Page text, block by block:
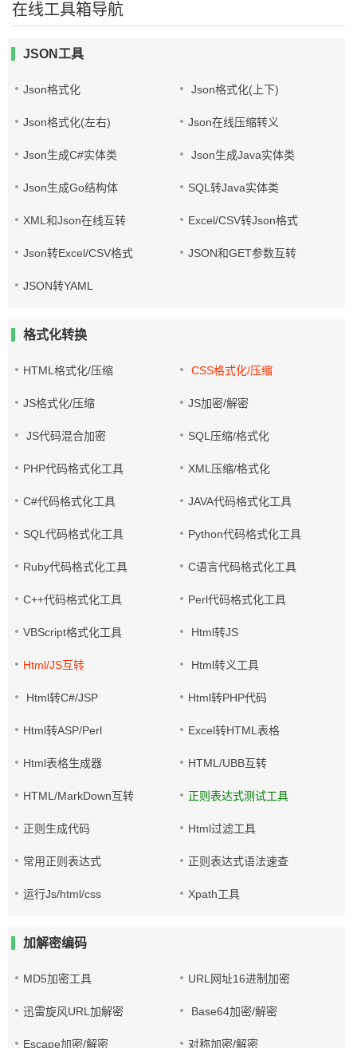
在线工具箱导航
JSON工具
Json格式化 Json格式化(上下)
Json格式化(左右) Json在线压缩转义
Json生成C#实体类 Json生成Java实体类
Json生成Go结构体 SQL转Java实体类
XML和Json在线互转 Excel/CSV转Json格式
Json转Excel/CSV格式 JSON和GET参数互转
JSON转YAML
格式化转换
HTML格式化/压缩 CSS格式化/压缩
JS格式化/压缩 JS加密/解密
JS代码混合加密 SQL压缩/格式化
PHP代码格式化工具 XML压缩/格式化
C#代码格式化工具 JAVA代码格式化工具
SQL代码格式化工具 Python代码格式化工具
Ruby代码格式化工具 C语言代码格式化工具
C++代码格式化工具 Perl代码格式化工具
VBScript格式化工具 Html转JS
Html/JS互转 Html转义工具
Html转C#/JSP Html转PHP代码
Html转ASP/Perl Excel转HTML表格
Html表格生成器 HTML/UBB互转
HTML/MarkDown互转 正则表达式测试工具
正则生成代码 Html过滤工具
常用正则表达式 正则表达式语法速查
运行Js/html/css Xpath工具
加解密编码
MD5加密工具 URL网址16进制加密
迅雷旋风URL加解密 Base64加密/解密
Escape加密/解密 对称加密/解密